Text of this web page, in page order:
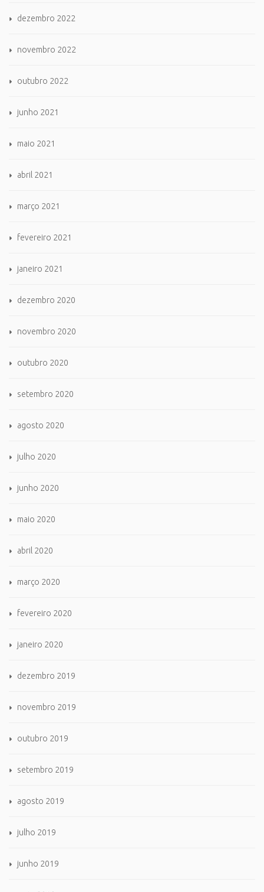
dezembro 2022
novembro 2022
outubro 2022
junho 2021
maio 2021
abril 2021
março 2021
fevereiro 2021
janeiro 2021
dezembro 2020
novembro 2020
outubro 2020
setembro 2020
agosto 2020
julho 2020
junho 2020
maio 2020
abril 2020
março 2020
fevereiro 2020
janeiro 2020
dezembro 2019
novembro 2019
outubro 2019
setembro 2019
agosto 2019
julho 2019
junho 2019